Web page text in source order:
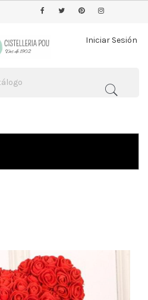
Iniciar Sesión